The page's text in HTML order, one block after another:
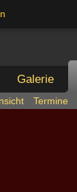
Galerie
Termine